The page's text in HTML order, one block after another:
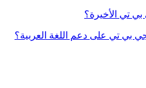
تي الأخيرة؟
بي تي على دعم اللغة العربية؟